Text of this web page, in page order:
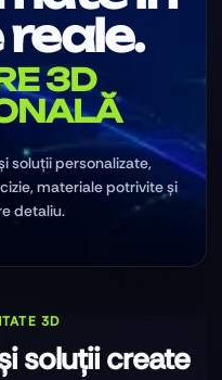
3D
soluții personalizate,
materiale potrivite și
detaliu.